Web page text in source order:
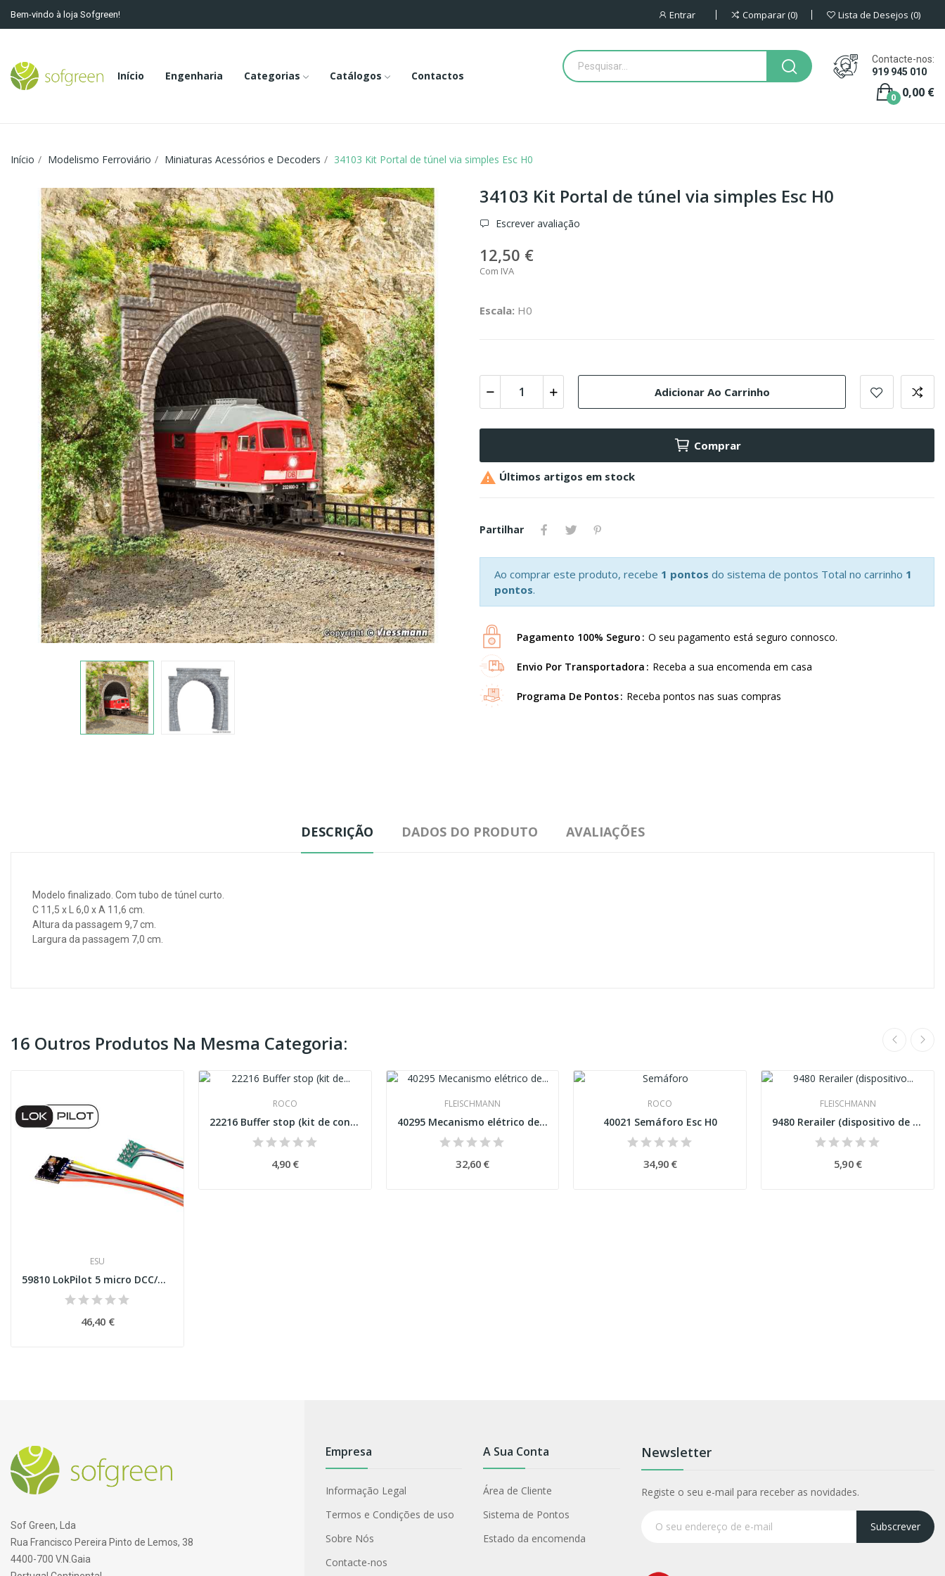
Bem-vindo à loja Sofgreen! Entrar Comparar 0 Lista de Desejos 0
Início Engenharia Categorias Catálogos Contactos
Contacte-nos:
919 945 010
0,00 €
0
Início Modelismo Ferroviário Miniaturas Acessórios e Decoders 34103 Kit Portal de túnel via simples Esc H0
34103 Kit Portal de túnel via simples Esc H0
Escrever avaliação
12,50 €
Com IVA
Escala: H0
Adicionar Ao Carrinho
Comprar
 Últimos artigos em stock
Partilhar
Ao comprar este produto, recebe 1 pontos do sistema de pontos Total no carrinho 1
pontos.
Pagamento 100% Seguro O seu pagamento está seguro connosco.
Envio Por Transportadora Receba a sua encomenda em casa
Programa De Pontos Receba pontos nas suas compras
DESCRIÇÃO DADOS DO PRODUTO AVALIAÇÕES
Modelo finalizado. Com tubo de túnel curto.
C 11,5 x L 6,0 x A 11,6 cm.
Altura da passagem 9,7 cm.
Largura da passagem 7,0 cm.
16 Outros Produtos Na Mesma Categoria:
ESU
59810 LokPilot 5 micro DCC/MM/SX 8-pin NEM652
46,40 €
ROCO
22216 Buffer stop (kit de construção) Esc N
4,90 €
FLEISCHMANN
40295 Mecanismo elétrico de desvio esquerdo...
32,60 €
ROCO
40021 Semáforo Esc H0
34,90 €
FLEISCHMANN
9480 Rerailer (dispositivo de colocação nos...
5,90 €
Sof Green, Lda
Rua Francisco Pereira Pinto de Lemos, 38
4400-700 V.N.Gaia
Empresa
Informação Legal
Termos e Condições de uso
Sobre Nós
Contacte-nos
A Sua Conta
Área de Cliente
Sistema de Pontos
Estado da encomenda
Newsletter
Registe o seu e-mail para receber as novidades.
Subscrever